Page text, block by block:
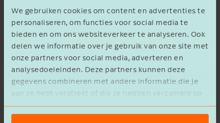
We gebruiken cookies om content en advertenties te
personaliseren, om functies voor social media te
bieden en om ons websiteverkeer te analyseren. Ook
delen we informatie over je gebruik van onze site met
onze partners voor social media, adverteren en
analysedoeleinden. Deze partners kunnen deze
gegevens combineren met andere informatie die je
aan ze hebt verstrekt of die ze hebben verzameld op
basis van het gebruik van hun services.
bezwaarmakers geen recht op teruggaaf van
box 3 over de jaren 2017 tot en met 2020
hebben.